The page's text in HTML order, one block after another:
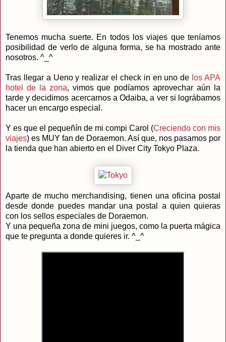
Tenemos mucha suerte. En todos los viajes que teníamos
posibilidad de verlo de alguna forma, se ha mostrado ante
nosotros. ^_^
Tras llegar a Ueno y realizar el check in en uno de los APA
hotel de la zona, vimos que podíamos aprovechar aún la
tarde y decidimos acercarnos a Odaiba, a ver si lográbamos
hacer un encargo especial.
Y es que el pequeñín de mi compi Carol (Creciendo con mis
viajes) es MUY fan de Doraemon. Así que, nos pasamos por
la tienda que han abierto en el Diver City Tokyo Plaza.
Aparte de mucho merchandising, tienen una oficina postal
desde donde puedes mandar una postal a quien quieras
con los sellos especiales de Doraemon.
Y una pequeña zona de mini juegos, como la puerta mágica
que te pregunta a donde quieres ir. ^_^